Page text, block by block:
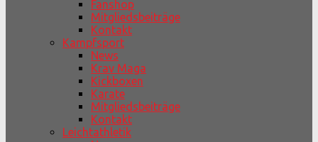
Fanshop
Mitgliedsbeiträge
Kontakt
Kampfsport
News
Krav Maga
Kickboxen
Karate
Mitgliedsbeiträge
Kontakt
Leichtathletik